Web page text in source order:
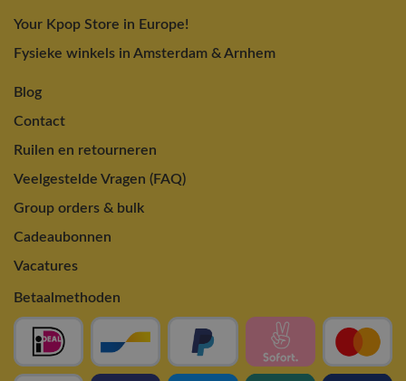
Your Kpop Store in Europe!
Fysieke winkels in Amsterdam & Arnhem
Blog
Contact
Ruilen en retourneren
Veelgestelde Vragen (FAQ)
Group orders & bulk
Cadeaubonnen
Vacatures
Betaalmethoden